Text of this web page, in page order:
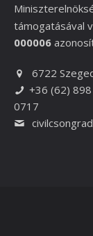
támogatásával
000006
6722
+36 (62)
0717